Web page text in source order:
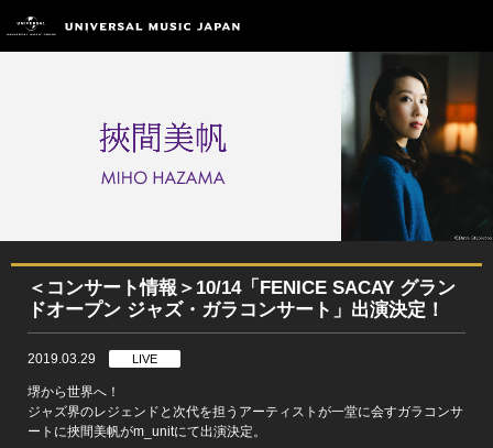
＜コンサート情報＞10/14「FENICE SACAY グラン
ドオープン ジャズ・ガラコンサート」出演決定！
2019.03.29 LIVE
堺から世界へ！
ジャズ界のレジェンドと次代を担うアーティストが一堂に会すガラコンサ
ートに挾間美帆がm_unitにて出演決定。